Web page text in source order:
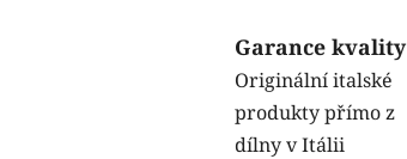
Garance kvality
Originální italské
produkty přímo z
dílny v Itálii